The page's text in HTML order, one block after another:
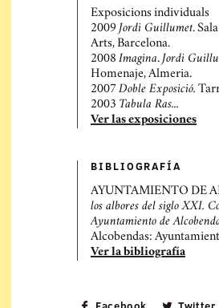
Exposicions individuals
2009 Jordi Guillumet.
Arts, Barcelona.
2008 Imagina. Jordi
Homenaje, Almeria.
2007 Doble Exposició.
2003 Tabula Ras...
Ver las exposiciones
BIBLIOGRAFÍ­A
AYUNTAMIENTO DE
los albores del siglo XXI.
Ayuntamiento de
Alcobendas:
Ver la bibliografía